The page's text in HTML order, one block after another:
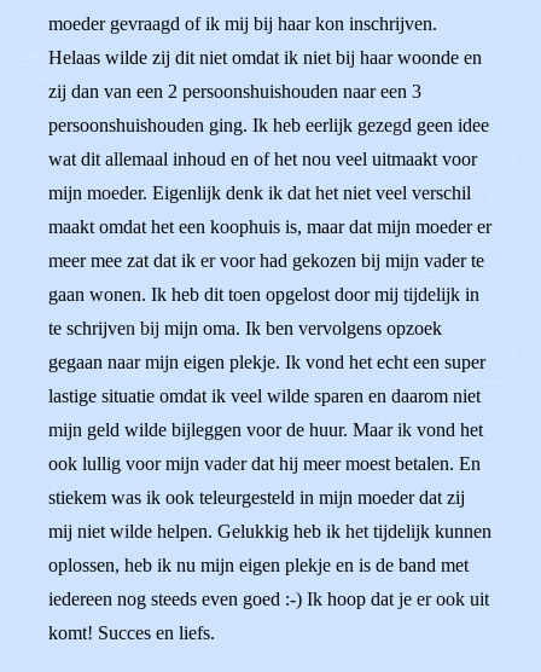
moeder gevraagd of ik mij bij haar kon inschrijven.
Helaas wilde zij dit niet omdat ik niet bij haar woonde en
zij dan van een 2 persoonshuishouden naar een 3
persoonshuishouden ging. Ik heb eerlijk gezegd geen idee
wat dit allemaal inhoud en of het nou veel uitmaakt voor
mijn moeder. Eigenlijk denk ik dat het niet veel verschil
maakt omdat het een koophuis is, maar dat mijn moeder er
meer mee zat dat ik er voor had gekozen bij mijn vader te
gaan wonen. Ik heb dit toen opgelost door mij tijdelijk in
te schrijven bij mijn oma. Ik ben vervolgens opzoek
gegaan naar mijn eigen plekje. Ik vond het echt een super
lastige situatie omdat ik veel wilde sparen en daarom niet
mijn geld wilde bijleggen voor de huur. Maar ik vond het
ook lullig voor mijn vader dat hij meer moest betalen. En
stiekem was ik ook teleurgesteld in mijn moeder dat zij
mij niet wilde helpen. Gelukkig heb ik het tijdelijk kunnen
oplossen, heb ik nu mijn eigen plekje en is de band met
iedereen nog steeds even goed :-) Ik hoop dat je er ook uit
komt! Succes en liefs.